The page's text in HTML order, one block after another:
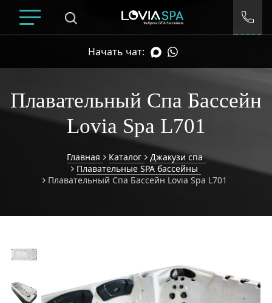
Начать чат:
Плавательный Спа Бассейн
Lovia Spa L701
Главная Каталог
Джакузи спа
Плавательные SPA бассейны
Плавательный Спа Бассейн Lovia Spa L701